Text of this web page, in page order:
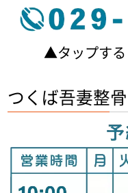
▲タップする
つくば吾妻整